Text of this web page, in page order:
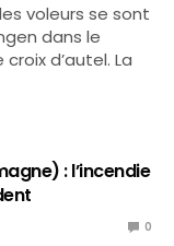
voleurs se sont
dans le
d’autel. La
: l’incendie
0